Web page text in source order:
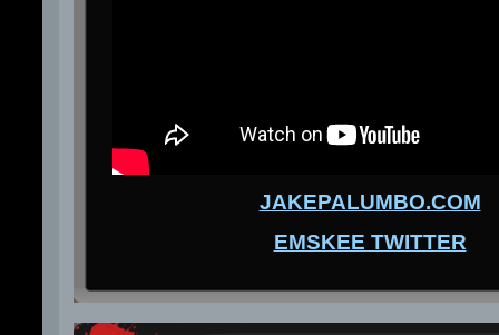
JAKEPALUMBO.COM
EMSKEE TWITTER